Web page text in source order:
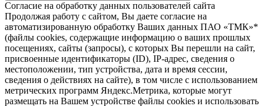
Согласие на обработку данных пользователей сайта
Продолжая работу с сайтом, Вы даете согласие на
автоматизированную обработку Ваших данных ПАО «ТМК»*
(файлы cookies, содержащие информацию о ваших прошлых
посещениях, сайты (запросы), с которых Вы перешли на сайт,
присвоенные идентификаторы (ID), IP-адрес, сведения о
местоположении, тип устройства, дата и время сессии,
сведения о действиях на сайте), в том числе с использованием
метрических программ Яндекс.Метрика, которые могут
размещать на Вашем устройстве файлы cookies и использовать